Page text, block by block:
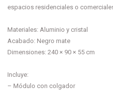
espacios residenciales o
Materiales: Aluminio y cristal
Acabado: Negro mate
Dimensiones: 240 × 90 × 55 cm
Incluye:
– Módulo con colgador